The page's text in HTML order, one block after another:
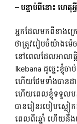
– បន្ទាប់ពីនោះ ហេតុអ្
អ្នក​ដែលមក​ពី​ខាង​ក្រ
ថា​ត្រូវ​រៀបចំ​យ៉ាង​ម៉
នៅពេលដែលអាណត្តិ
Ikebana ដូច្នេះខ្ញុំច
ហើយ​ថែម​ទាំង​បាន​
ហើយ​ពេល​ខ្ញុំ​ទទួល​បន្
បាន​រៀន​របៀប​ស្លៀ
ពេល​ពីរ​ឆ្នាំ ហើយ​នឹង​